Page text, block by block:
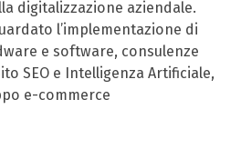
digitalizzazione aziendale.
l’implementazione di
e software, consulenze
SEO e Intelligenza Artificiale,
e-commerce